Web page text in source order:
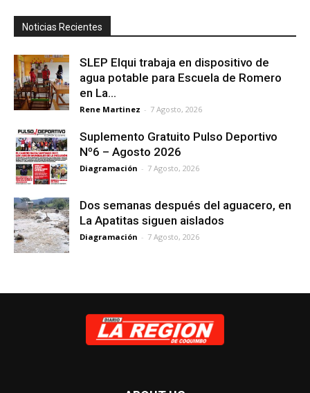
Noticias Recientes
SLEP Elqui trabaja en dispositivo de
agua potable para Escuela de Romero
en La...
Rene Martinez - 7 Agosto, 2026
Suplemento Gratuito Pulso Deportivo
Nº6 – Agosto 2026
Diagramación - 7 Agosto, 2026
Dos semanas después del aguacero, en
La Apatitas siguen aislados
Diagramación - 7 Agosto, 2026